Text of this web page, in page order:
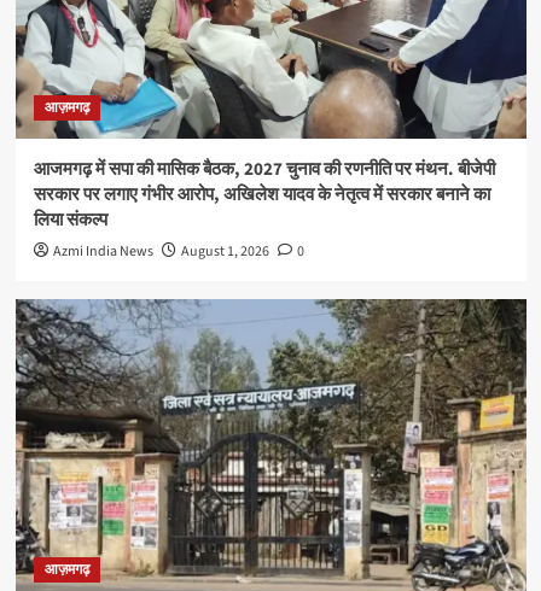
आज़मगढ़
आजमगढ़ में सपा की मासिक बैठक, 2027 चुनाव की रणनीति पर मंथन. बीजेपी
सरकार पर लगाए गंभीर आरोप, अखिलेश यादव के नेतृत्व में सरकार बनाने का
लिया संकल्प
Azmi India News August 1, 2026 0
आज़मगढ़